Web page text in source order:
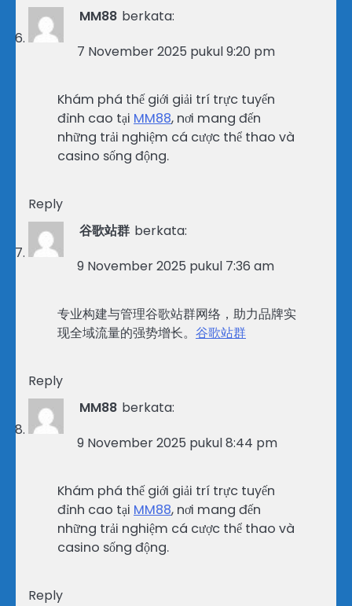
MM88 berkata:
7 November 2025 pukul 9:20 pm
Khám phá thế giới giải trí trực tuyến
đỉnh cao tại MM88, nơi mang đến
những trải nghiệm cá cược thể thao và
casino sống động.
Reply
谷歌站群 berkata:
9 November 2025 pukul 7:36 am
专业构建与管理谷歌站群网络，助力品牌实
现全域流量的强势增长。 谷歌站群
Reply
MM88 berkata:
9 November 2025 pukul 8:44 pm
Khám phá thế giới giải trí trực tuyến
đỉnh cao tại MM88, nơi mang đến
những trải nghiệm cá cược thể thao và
casino sống động.
Reply